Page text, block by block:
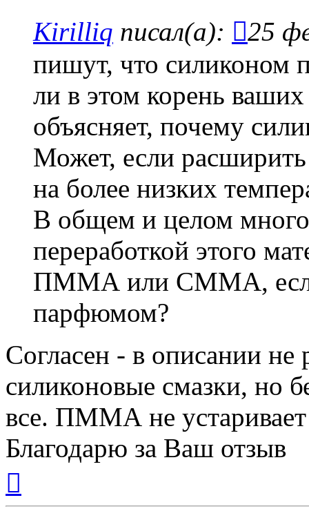
Kirilliq писал(а):
25
пишут, что силиконом
ли в этом корень
объясняет, почему
Может, если расширить
на более низких
В общем и целом
переработкой этого
ПММА или СММА, если
парфюмом?
Согласен - в описании не
силиконовые смазки, но
все. ПММА не устаривает
Благодарю за Ваш отзыв
началу